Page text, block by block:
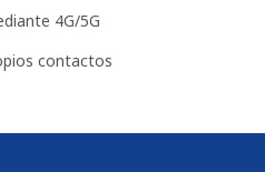
4G/5G
contactos